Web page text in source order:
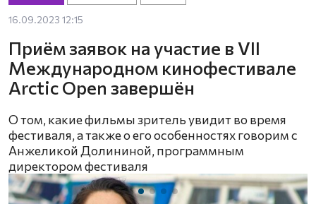
16.09.2023 12:15
Приём заявок на участие в VII
Международном кинофестивале
Arctic Open завершён
О том, какие фильмы зритель увидит во время
фестиваля, а также о его особенностях говорим с
Анжеликой Долининой, программным
директором фестиваля